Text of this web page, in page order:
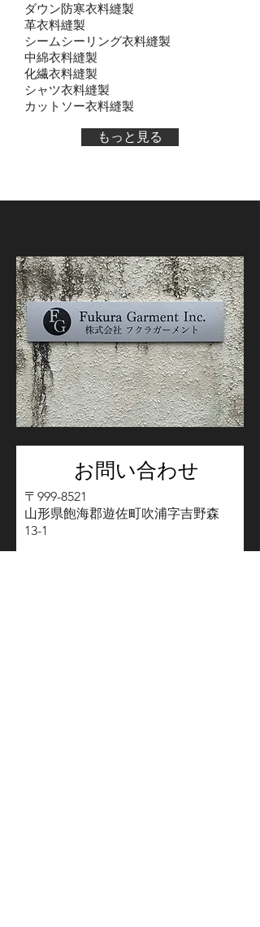
もっと見る
ダウン防寒衣料縫製
革衣料縫製
シームシーリング衣料縫製
中綿衣料縫製
化繊衣料縫製
シャツ衣料縫製
カットソー衣料縫製
お問い合わせ
〒999-8521
山形県飽海郡遊佐町吹浦字吉野森
13-1